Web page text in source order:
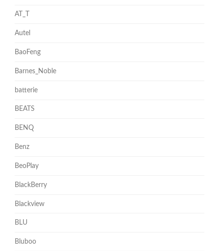
AT_T
Autel
BaoFeng
Barnes_Noble
batterie
BEATS
BENQ
Benz
BeoPlay
BlackBerry
Blackview
BLU
Bluboo